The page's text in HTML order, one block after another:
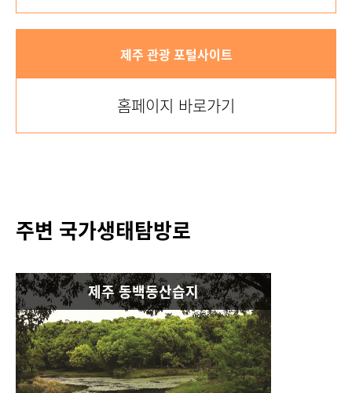
제주 관광 포털사이트
홈페이지 바로가기
주변 국가생태탐방로
제주 동백동산습지